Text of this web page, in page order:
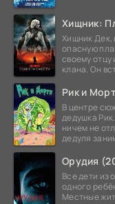
Хищник:
Хищник Дек,
опасную
своему отцу
клана. Он
Рик и
В центре
дедушка
ничем не
дедуля
Орудия
Все дети из
одного
Местные